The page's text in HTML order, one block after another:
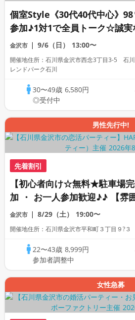
個室Style《30代40代中心》
参加♪1対1で全員トーク☆誠実
活パーティー
金沢市 9/6（日） 13:00〜
開催地住所：石川県金沢市西念3丁目3-5 石
レンドパーク石川
30〜49歳 6,580円
◎受付中
男性先行中!
先着割引
【初心者向け☆無料★駐車場
加 ・ お一人参加歓迎♪♪ 【雰
る動画紹介中】週末プレミアム
金沢市 8/29（土） 19:00〜
開催地住所：石川県金沢市平和町３丁目９?３
22〜43歳 8,999円
参加者調整中
女性急募